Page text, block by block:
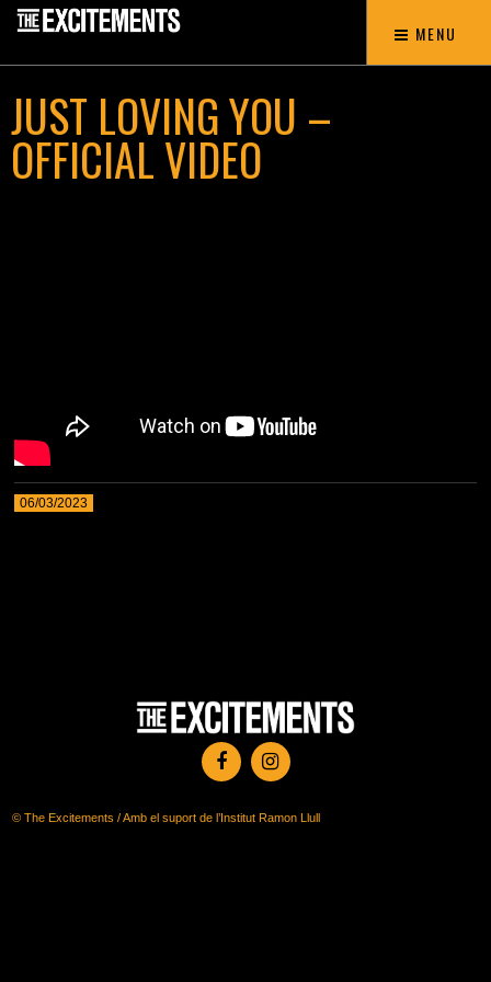
MENU
JUST LOVING YOU –
OFFICIAL VIDEO
06/03/2023
© The Excitements / Amb el suport de l’Institut Ramon Llull